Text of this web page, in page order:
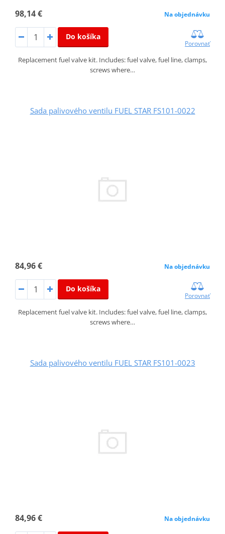
98,14 € Na objednávku
Do košíka
Porovnať
Replacement fuel valve kit. Includes: fuel valve, fuel line, clamps,
screws where…
Sada palivového ventilu FUEL STAR FS101-0022
84,96 € Na objednávku
Do košíka
Porovnať
Replacement fuel valve kit. Includes: fuel valve, fuel line, clamps,
screws where…
Sada palivového ventilu FUEL STAR FS101-0023
84,96 € Na objednávku